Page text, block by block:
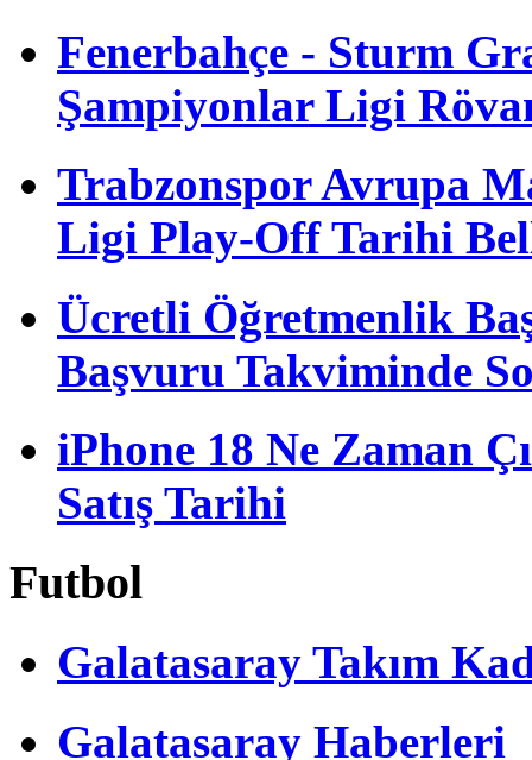
Fenerbahçe - Sturm
Şampiyonlar Ligi
Trabzonspor Avrupa
Ligi Play-Off Tarihi
Ücretli Öğretmenlik
Başvuru Takviminde
iPhone 18 Ne Zaman
Satış Tarihi
Futbol
Galatasaray Takım
Galatasaray Haberleri